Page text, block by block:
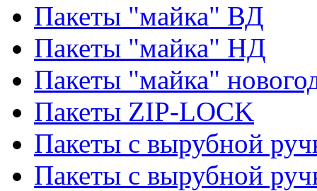
Пакеты "майка" ВД
Пакеты "майка" НД
Пакеты "майка"
Пакеты ZIP-LOCK
Пакеты с вырубной
Пакеты с вырубной